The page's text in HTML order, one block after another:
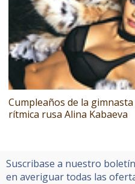
Cumpleaños de la gimnasta
rítmica rusa Alina Kabaeva
Suscribase a nuestro
en averiguar todas las